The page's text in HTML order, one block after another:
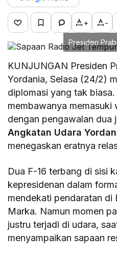
+ -
Presiden
KUNJUNGAN Presiden
Yordania, Selasa (24/2)
diplomasi yang tak
membawanya memasuki
dengan pengawalan dua
Angkatan Udara
menegaskan eratnya
Dua F-16 terbang di sisi
kepresidenan dalam
mendekati pendaratan di
Marka. Namun momen
justru terjadi di udara,
menyampaikan sapaan